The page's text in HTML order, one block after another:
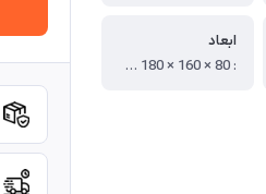
ابعاد
: 80 × 160 × 180 میلی‌متر